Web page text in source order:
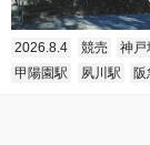
2026.8.4 競売 神戸
甲陽園駅
夙川駅 阪